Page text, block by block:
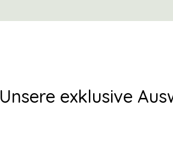
Unsere exklusive